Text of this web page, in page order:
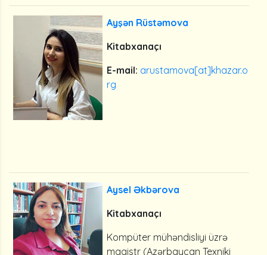
Ayşən Rüstəmova
Kitabxanaçı
E-mail: arustamova[at]khazar.o
rg
Aysel Əkbərova
Kitabxanaçı
Kompüter mühəndisliyi üzrə
magistr (Azərbaycan Texniki